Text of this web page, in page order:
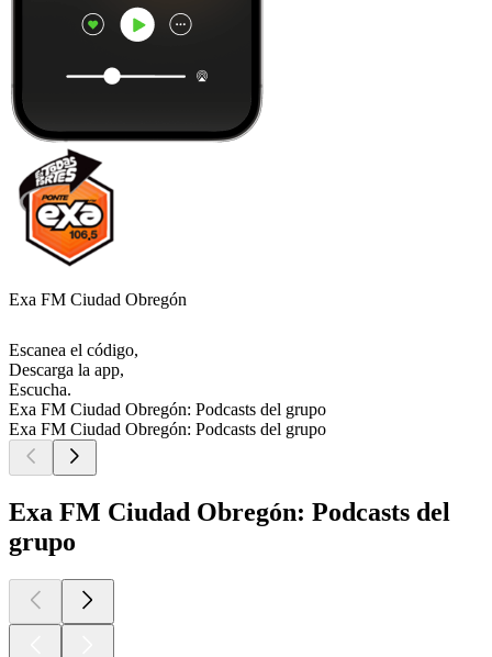
Exa FM Ciudad Obregón
Escanea el código,
Descarga la app,
Escucha.
Exa FM Ciudad Obregón: Podcasts del grupo
Exa FM Ciudad Obregón: Podcasts del grupo
Exa FM Ciudad Obregón: Podcasts del
grupo